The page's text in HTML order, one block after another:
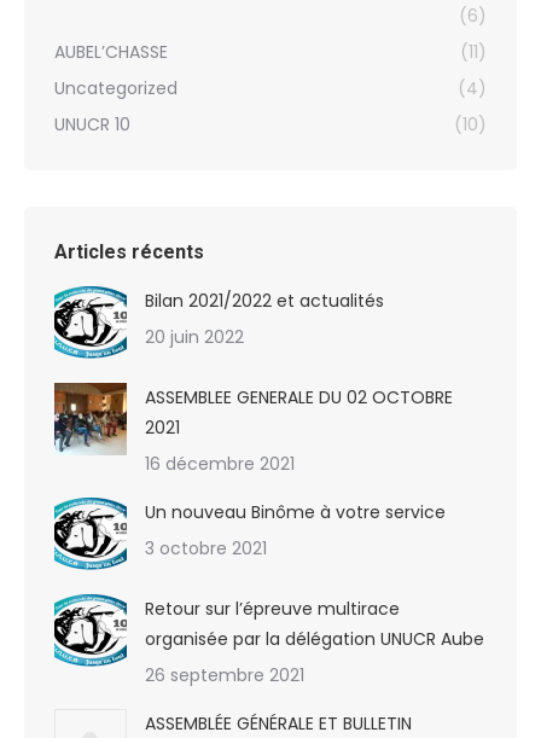
(6)
AUBEL’CHASSE
(11)
Uncategorized
(4)
UNUCR 10
(10)
Articles récents
Bilan 2021/2022 et actualités
20 juin 2022
ASSEMBLEE GENERALE DU 02 OCTOBRE
2021
16 décembre 2021
Un nouveau Binôme à votre service
3 octobre 2021
Retour sur l’épreuve multirace
organisée par la délégation UNUCR Aube
26 septembre 2021
ASSEMBLÉE GÉNÉRALE ET BULLETIN